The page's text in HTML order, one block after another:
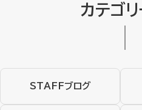
カテゴ
STAFFブログ